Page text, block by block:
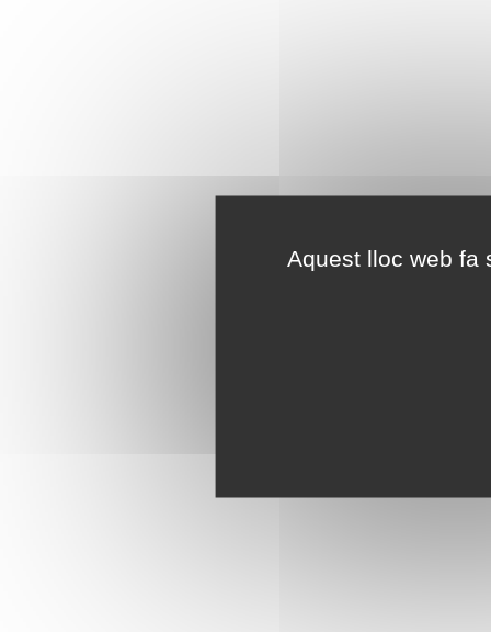
Aquest lloc web fa